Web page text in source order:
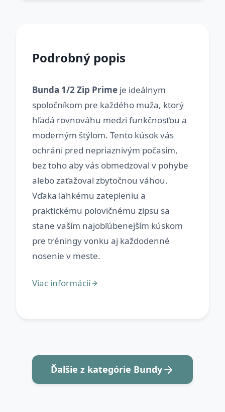
Podrobný popis
Bunda 1/2 Zip Prime je ideálnym
spoločníkom pre každého muža, ktorý
hľadá rovnováhu medzi funkčnosťou a
moderným štýlom. Tento kúsok vás
ochráni pred nepriaznivým počasím,
bez toho aby vás obmedzoval v pohybe
alebo zaťažoval zbytočnou váhou.
Vďaka ľahkému zatepleniu a
praktickému polovičnému zipsu sa
stane vaším najobľúbenejším kúskom
pre tréningy vonku aj každodenné
Ďalšie z kategórie Bundy